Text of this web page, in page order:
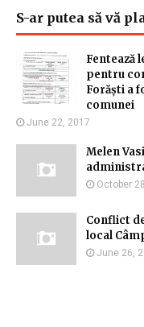
S-ar putea să vă
Fentează
pentru
Forăști a
comunei
June 22, 2017
Melen
October
Conflict
local
June 26,